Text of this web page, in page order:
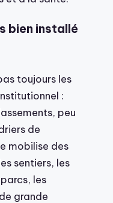
bien installé
toujours les
:
peu
de
mobilise des
sentiers, les
les
grande